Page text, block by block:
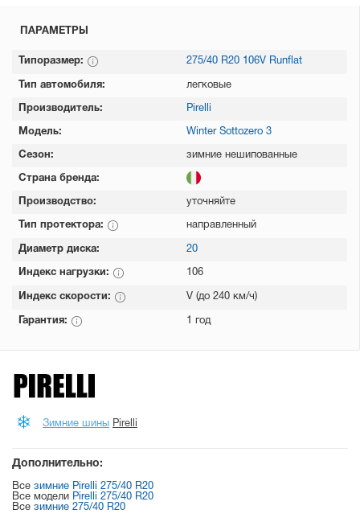
ПАРАМЕТРЫ
Типоразмер: 275/40 R20 106V Runflat
Тип автомобиля: легковые
Производитель: Pirelli
Модель: Winter Sottozero 3
Сезон: зимние нешипованные
Страна бренда:
Производство: уточняйте
Тип протектора: направленный
Диаметр диска: 20
Индекс нагрузки: 106
Индекс скорости: V (до 240 км/ч)
Гарантия: 1 год
Зимние шины Pirelli
Дополнительно:
Все зимние Pirelli 275/40 R20
Все модели Pirelli 275/40 R20
Все зимние 275/40 R20